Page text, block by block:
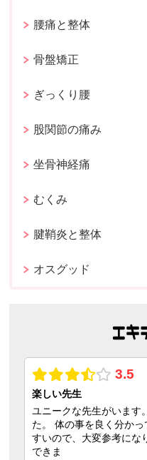
腰痛と整体
骨盤矯正
ぎっくり腰
股関節の痛み
坐骨神経痛
むくみ
腱鞘炎と整体
オスグッド